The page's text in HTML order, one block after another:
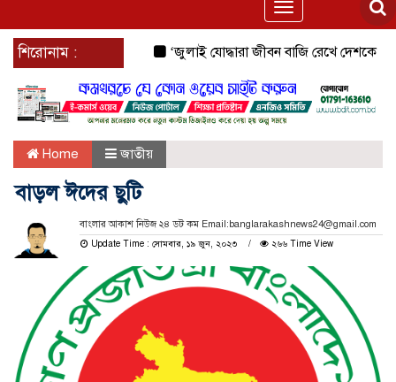
Toggle
navigation
শিরোনাম : ‘জুলাই যোদ্ধারা জীবন বাজি রেখে দেশকে নতুন
Home জাতীয়
বাড়ল ঈদের ছুটি
বাংলার আকাশ নিউজ ২৪ ডট কম Email:banglarakashnews24@gmail.com
Update Time : সোমবার, ১৯ জুন, ২০২৩
২৬৬ Time View